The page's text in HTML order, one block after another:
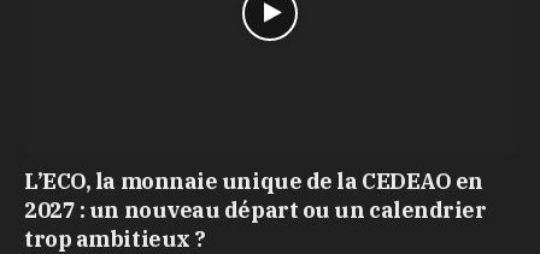
L’ECO, la monnaie unique de la CEDEAO en
2027 : un nouveau départ ou un calendrier
trop ambitieux ?